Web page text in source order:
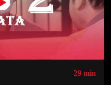
29 min